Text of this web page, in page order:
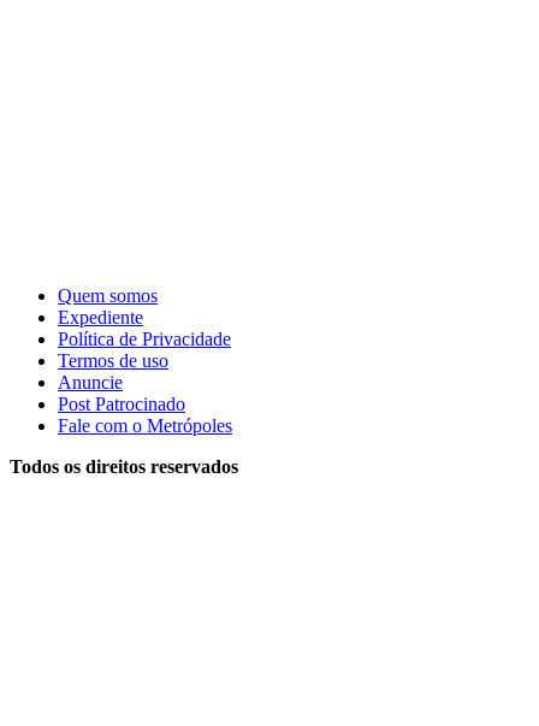
Quem somos
Expediente
Política de Privacidade
Termos de uso
Anuncie
Post Patrocinado
Fale com o Metrópoles
Todos os direitos reservados